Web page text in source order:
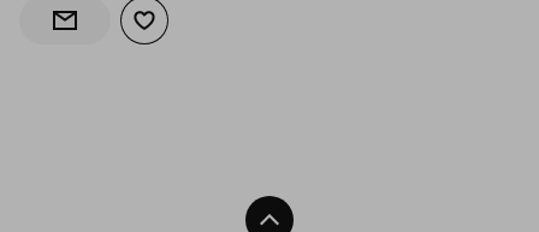
Информирай ме за наличност
Добави към списъка с любими
Нагоре